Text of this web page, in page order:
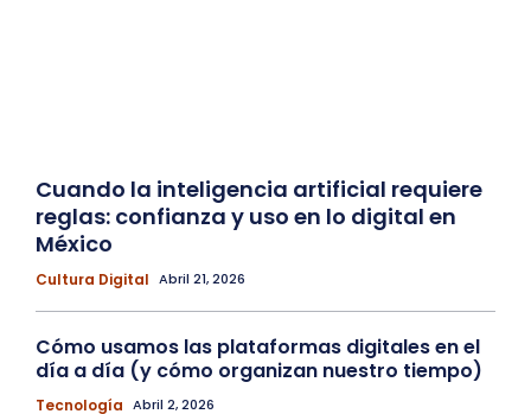
Cuando la inteligencia artificial requiere
reglas: confianza y uso en lo digital en
México
Cultura Digital Abril 21, 2026
Cómo usamos las plataformas digitales en el
día a día (y cómo organizan nuestro tiempo)
Tecnología Abril 2, 2026